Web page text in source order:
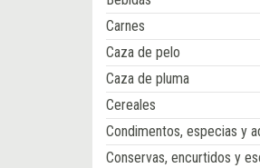
Carnes
Caza de pelo
Caza de pluma
Cereales
Condimentos, especias y
Conservas, encurtidos y